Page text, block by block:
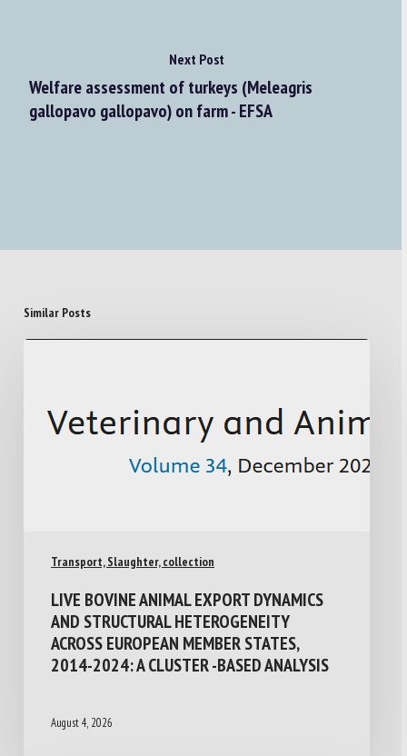
Next Post
Welfare assessment of turkeys (Meleagris
gallopavo gallopavo) on farm - EFSA
Similar Posts
Transport, Slaughter, collection
LIVE BOVINE ANIMAL EXPORT DYNAMICS
AND STRUCTURAL HETEROGENEITY
ACROSS EUROPEAN MEMBER STATES,
2014-2024: A CLUSTER -BASED ANALYSIS
August 4, 2026